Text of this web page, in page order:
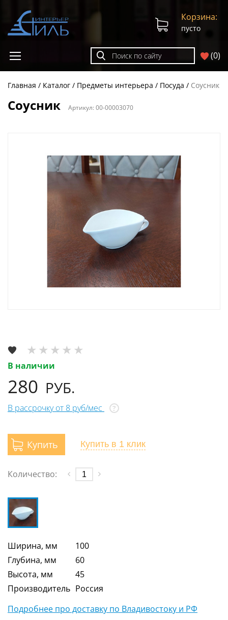
(0)
Корзина:
пусто
Главная Каталог Предметы интерьера Посуда Соусник
Соусник Артикул:00-00003070
В наличии
280 РУБ.
В рассрочку от 8 руб/мес ?
Купить Купить в 1 клик
Количество:
Ширина, мм
100
Глубина, мм
60
Высота, мм
45
Производитель Россия
Подробнее про доставку по Владивостоку и РФ